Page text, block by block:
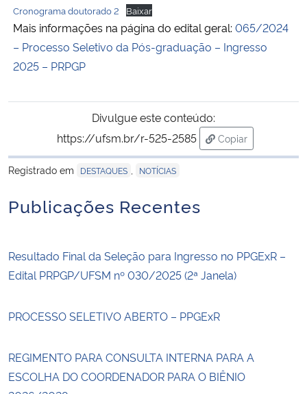
Cronograma doutorado 2 Baixar
Mais informações na página do edital geral: 065/2024
– Processo Seletivo da Pós-graduação – Ingresso
2025 – PRPGP
Divulgue este conteúdo:
https://ufsm.br/r-525-2585
Copiar
para área de
Registrado em
DESTAQUES NOTÍCIAS
Publicações Recentes
Resultado Final da Seleção para Ingresso no PPGExR –
Edital PRPGP/UFSM nº 030/2025 (2ª Janela)
PROCESSO SELETIVO ABERTO – PPGExR
REGIMENTO PARA CONSULTA INTERNA PARA A
ESCOLHA DO COORDENADOR PARA O BIÊNIO